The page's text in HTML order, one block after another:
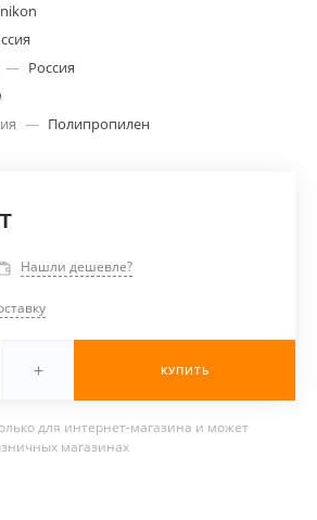
— Россия
— Полипропилен
Нашли дешевле?
+ КУПИТЬ
для интернет-магазина и может
магазинах